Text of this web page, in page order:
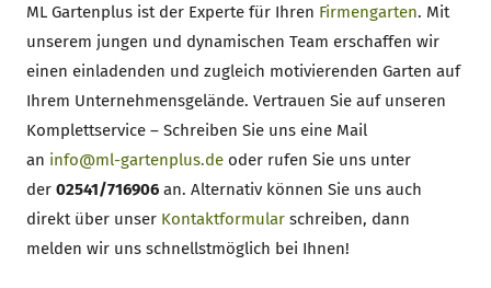
ML Gartenplus ist der Experte für Ihren Firmengarten. Mit
unserem jungen und dynamischen Team erschaffen wir
einen einladenden und zugleich motivierenden Garten auf
Ihrem Unternehmensgelände. Vertrauen Sie auf unseren
Komplettservice – Schreiben Sie uns eine Mail
an info@ml-gartenplus.de oder rufen Sie uns unter
der 02541/716906 an. Alternativ können Sie uns auch
direkt über unser Kontaktformular schreiben, dann
melden wir uns schnellstmöglich bei Ihnen!